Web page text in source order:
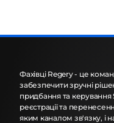
Фахівці Regery - це
забезпечити зручні
придбання та керування
реєстрації та
яким каналом зв'язку, і